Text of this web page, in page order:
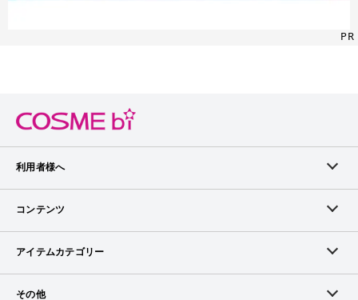
PR
利用者様へ
メンバーログイン
メンバー会員について
コンテンツ
ランキング
アイテムカテゴリー
スキンケア
その他